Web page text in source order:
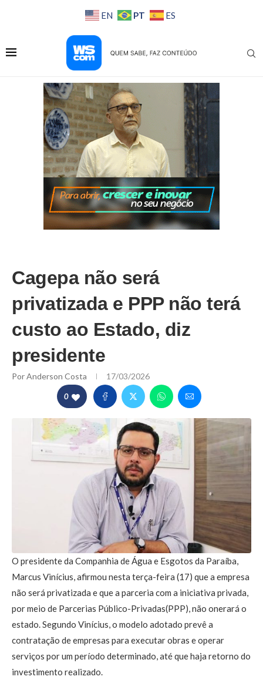
EN PT ES
Cagepa não será
privatizada e PPP não terá
custo ao Estado, diz
presidente
PorAnderson Costa 17/03/2026
0
O presidente da Companhia de Água e Esgotos da Paraíba,
Marcus Vinícius, afirmou nesta terça-feira (17) que a empresa
não será privatizada e que a parceria com a iniciativa privada,
por meio de Parcerias Público-Privadas(PPP), não onerará o
estado. Segundo Vinícius, o modelo adotado prevê a
contratação de empresas para executar obras e operar
serviços por um período determinado, até que haja retorno do
investimento realizado.